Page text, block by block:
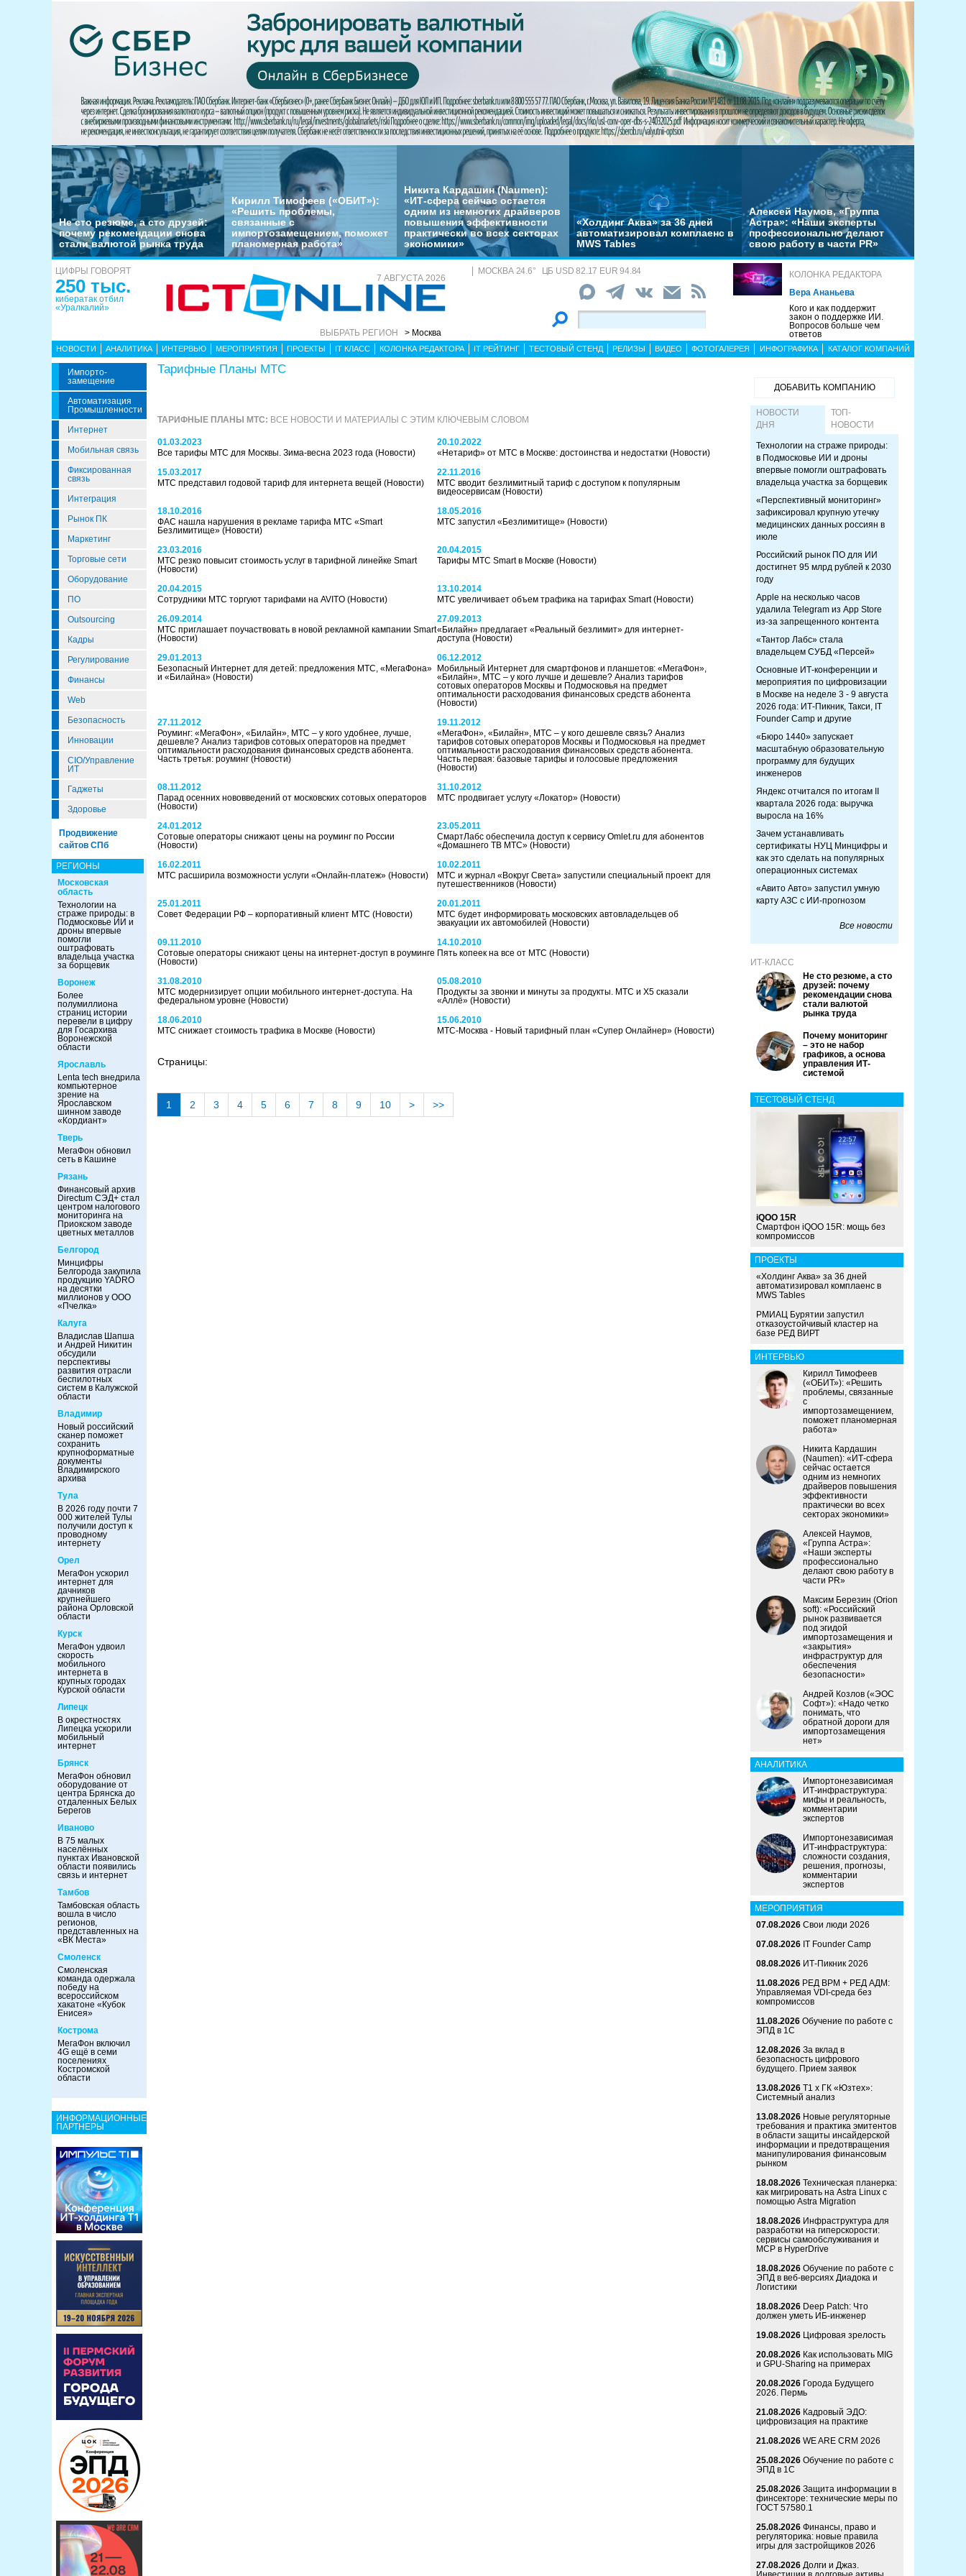
Не сто резюме, а сто друзей:
почему рекомендации снова
стали валютой рынка труда
Кирилл Тимофеев («ОБИТ»):
«Решить проблемы,
связанные с
импортозамещением, поможет
планомерная работа»
Никита Кардашин (Naumen):
«ИТ-сфера сейчас остается
одним из немногих драйверов
повышения эффективности
практически во всех секторах
экономики»
«Холдинг Аква» за 36 дней
автоматизировал комплаенс в
MWS Tables
Алексей Наумов, «Группа
Астра»: «Наши эксперты
профессионально делают
свою работу в части PR»
ЦИФРЫ ГОВОРЯТ
250 тыс.
кибератак отбил
«Уралкалий»
7 АВГУСТА 2026
ВЫБРАТЬ РЕГИОН > Москва
МОСКВА 24.6° ЦБ USD 82.17 EUR 94.84
КОЛОНКА РЕДАКТОРА
Вера Ананьева
Кого и как поддержит
закон о поддержке ИИ.
Вопросов больше чем
ответов
НОВОСТИ АНАЛИТИКА ИНТЕРВЬЮ МЕРОПРИЯТИЯ ПРОЕКТЫ IT КЛАСС КОЛОНКА РЕДАКТОРА IT РЕЙТИНГ ТЕСТОВЫЙ СТЕНД РЕЛИЗЫ ВИДЕО ФОТОГАЛЕРЕЯ ИНФОГРАФИКА КАТАЛОГ КОМПАНИЙ
Импорто­
Замещение
Автоматизация
Промышленности
Интернет
Мобильная связь
Фиксированная
связь
Интеграция
Рынок ПК
Маркетинг
Торговые сети
Оборудование
ПО
Outsourcing
Кадры
Регулирование
Финансы
Web
Безопасность
Инновации
CIO/Управление
ИТ
Гаджеты
Здоровье
Продвижение
сайтов СПб
РЕГИОНЫ
Московская
область
Технологии на
страже природы: в
Подмосковье ИИ и
дроны впервые
помогли
оштрафовать
владельца участка
за борщевик
Воронеж
Более
полумиллиона
страниц истории
перевели в цифру
для Госархива
Воронежской
области
Ярославль
Lenta tech внедрила
компьютерное
зрение на
Ярославском
шинном заводе
«Кордиант»
Тверь
МегаФон обновил
сеть в Кашине
Рязань
Финансовый архив
Directum СЭД+ стал
центром налогового
мониторинга на
Приокском заводе
цветных металлов
Белгород
Минцифры
Белгорода закупила
продукцию YADRO
на десятки
миллионов у ООО
«Пчелка»
Калуга
Владислав Шапша
и Андрей Никитин
обсудили
перспективы
развития отрасли
беспилотных
систем в Калужской
области
Владимир
Новый российский
сканер поможет
сохранить
крупноформатные
документы
Владимирского
архива
Тула
В 2026 году почти 7
000 жителей Тулы
получили доступ к
проводному
интернету
Орел
МегаФон ускорил
интернет для
дачников
крупнейшего
района Орловской
области
Курск
МегаФон удвоил
скорость
мобильного
интернета в
крупных городах
Курской области
Липецк
В окрестностях
Липецка ускорили
мобильный
интернет
Брянск
МегаФон обновил
оборудование от
центра Брянска до
отдаленных Белых
Берегов
Иваново
В 75 малых
населённых
пунктах Ивановской
области появились
связь и интернет
Тамбов
Тамбовская область
вошла в число
регионов,
представленных на
«ВК Места»
Смоленск
Смоленская
команда одержала
победу на
всероссийском
хакатоне «Кубок
Енисея»
Кострома
МегаФон включил
4G ещё в семи
поселениях
Костромской
области
ИНФОРМАЦИОННЫЕ
ПАРТНЕРЫ
Тарифные Планы МТС
ТАРИФНЫЕ ПЛАНЫ МТС: ВСЕ НОВОСТИ И МАТЕРИАЛЫ С ЭТИМ КЛЮЧЕВЫМ СЛОВОМ
01.03.2023
Все тарифы МТС для Москвы. Зима-весна 2023 года (Новости)
20.10.2022
«Нетариф» от МТС в Москве: достоинства и недостатки (Новости)
15.03.2017
МТС представил годовой тариф для интернета вещей (Новости)
22.11.2016
МТС вводит безлимитный тариф с доступом к популярным
видеосервисам (Новости)
18.10.2016
ФАС нашла нарушения в рекламе тарифа МТС «Smart
Безлимитище» (Новости)
18.05.2016
МТС запустил «Безлимитище» (Новости)
23.03.2016
МТС резко повысит стоимость услуг в тарифной линейке Smart
(Новости)
20.04.2015
Тарифы МТС Smart в Москве (Новости)
20.04.2015
Сотрудники МТС торгуют тарифами на AVITO (Новости)
13.10.2014
МТС увеличивает объем трафика на тарифах Smart(Новости)
26.09.2014
МТС приглашает поучаствовать в новой рекламной кампании Smart
(Новости)
27.09.2013
«Билайн» предлагает «Реальный безлимит» для интернет-
доступа (Новости)
29.01.2013
Безопасный Интернет для детей: предложения МТС, «МегаФона»
и «Билайна» (Новости)
06.12.2012
Мобильный Интернет для смартфонов и планшетов: «МегаФон»,
«Билайн», МТС – у кого лучше и дешевле? Анализ тарифов
сотовых операторов Москвы и Подмосковья на предмет
оптимальности расходования финансовых средств абонента
(Новости)
27.11.2012
Роуминг: «МегаФон», «Билайн», МТС – у кого удобнее, лучше,
дешевле? Анализ тарифов сотовых операторов на предмет
оптимальности расходования финансовых средств абонента.
Часть третья: роуминг (Новости)
19.11.2012
«МегаФон», «Билайн», МТС – у кого дешевле связь? Анализ
тарифов сотовых операторов Москвы и Подмосковья на предмет
оптимальности расходования финансовых средств абонента.
Часть первая: базовые тарифы и голосовые предложения
(Новости)
08.11.2012
Парад осенних нововведений от московских сотовых операторов
(Новости)
31.10.2012
МТС продвигает услугу «Локатор» (Новости)
24.01.2012
Сотовые операторы снижают цены на роуминг по России
(Новости)
23.05.2011
СмартЛабс обеспечила доступ к сервису Omlet.ru для абонентов
«Домашнего ТВ МТС» (Новости)
16.02.2011
МТС расширила возможности услуги «Онлайн-платеж» (Новости)
10.02.2011
МТС и журнал «Вокруг Света» запустили специальный проект для
путешественников (Новости)
25.01.2011
Совет Федерации РФ – корпоративный клиент МТС (Новости)
20.01.2011
МТС будет информировать московских автовладельцев об
эвакуации их автомобилей (Новости)
09.11.2010
Сотовые операторы снижают цены на интернет-доступ в роуминге
(Новости)
14.10.2010
Пять копеек на все от МТС (Новости)
31.08.2010
МТС модернизирует опции мобильного интернет-доступа. На
федеральном уровне (Новости)
05.08.2010
Продукты за звонки и минуты за продукты. МТС и X5 сказали
«Аллё» (Новости)
18.06.2010
МТС снижает стоимость трафика в Москве (Новости)
15.06.2010
МТС-Москва - Новый тарифный план «Супер Онлайнер» (Новости)
Страницы:
1 2 3 4 5 6 7 8 9 10 > >>
ДОБАВИТЬ КОМПАНИЮ
НОВОСТИ
ДНЯ
ТОП-
НОВОСТИ
Технологии на страже природы:
в Подмосковье ИИ и дроны
впервые помогли оштрафовать
владельца участка за борщевик
«Перспективный мониторинг»
зафиксировал крупную утечку
медицинских данных россиян в
июле
Российский рынок ПО для ИИ
достигнет 95 млрд рублей к 2030
году
Apple на несколько часов
удалила Telegram из App Store
из-за запрещенного контента
«Тантор Лабс» стала
владельцем СУБД «Персей»
Основные ИТ-конференции и
мероприятия по цифровизации
в Москве на неделе 3 - 9 августа
2026 года: ИТ-Пикник, Такси, IT
Founder Camp и другие
«Бюро 1440» запускает
масштабную образовательную
программу для будущих
инженеров
Яндекс отчитался по итогам II
квартала 2026 года: выручка
выросла на 16%
Зачем устанавливать
сертификаты НУЦ Минцифры и
как это сделать на популярных
операционных системах
«Авито Авто» запустил умную
карту АЗС с ИИ-прогнозом
Все новости
ИТ-КЛАСС
Не сто резюме, а сто
друзей: почему
рекомендации снова
стали валютой
рынка труда
Почему мониторинг
– это не набор
графиков, а основа
управления ИТ-
системой
ТЕСТОВЫЙ СТЕНД
iQOO 15R
Смартфон iQOO 15R: мощь без
компромиссов
ПРОЕКТЫ
«Холдинг Аква» за 36 дней
автоматизировал комплаенс в
MWS Tables
РМИАЦ Бурятии запустил
отказоустойчивый кластер на
базе РЕД ВИРТ
ИНТЕРВЬЮ
Кирилл Тимофеев
(«ОБИТ»): «Решить
проблемы, связанные
с
импортозамещением,
поможет планомерная
работа»
Никита Кардашин
(Naumen): «ИТ-сфера
сейчас остается
одним из немногих
драйверов повышения
эффективности
практически во всех
секторах экономики»
Алексей Наумов,
«Группа Астра»:
«Наши эксперты
профессионально
делают свою работу в
части PR»
Максим Березин (Orion
soft): «Российский
рынок развивается
под эгидой
импортозамещения и
«закрытия»
инфраструктур для
обеспечения
безопасности»
Андрей Козлов («ЭОС
Софт»): «Надо четко
понимать, что
обратной дороги для
импортозамещения
нет»
АНАЛИТИКА
Импортонезависимая
ИТ-инфраструктура:
мифы и реальность,
комментарии
экспертов
Импортонезависимая
ИТ-инфраструктура:
сложности создания,
решения, прогнозы,
комментарии
экспертов
МЕРОПРИЯТИЯ
07.08.2026 Свои люди 2026
07.08.2026 IT Founder Camp
08.08.2026 ИТ-Пикник 2026
11.08.2026 РЕД ВРМ + РЕД АДМ:
Управляемая VDI-среда без
компромиссов
11.08.2026 Обучение по работе с
ЭПД в 1С
12.08.2026 За вклад в
безопасность цифрового
будущего. Прием заявок
13.08.2026 Т1 x ГК «Юзтех»:
Системный анализ
13.08.2026 Новые регуляторные
требования и практика эмитентов
в области защиты инсайдерской
информации и предотвращения
манипулирования финансовым
рынком
18.08.2026 Техническая планерка:
как мигрировать на Astra Linux с
помощью Astra Migration
18.08.2026 Инфраструктура для
разработки на гиперскорости:
сервисы самообслуживания и
MCP в HyperDrive
18.08.2026 Обучение по работе с
ЭПД в веб-версиях Диадока и
Логистики
18.08.2026 Deep Patch: Что
должен уметь ИБ-инженер
19.08.2026 Цифровая зрелость
20.08.2026 Как использовать MIG
и GPU-Sharing на примерах
20.08.2026 Города Будущего
2026. Пермь
21.08.2026 Кадровый ЭДО:
цифровизация на практике
21.08.2026 WE ARE CRM 2026
25.08.2026 Обучение по работе с
ЭПД в 1С
25.08.2026 Защита информации в
финсекторе: технические меры по
ГОСТ 57580.1
25.08.2026 Финансы, право и
регуляторика: новые правила
игры для застройщиков 2026
27.08.2026 Долги и Джаз.